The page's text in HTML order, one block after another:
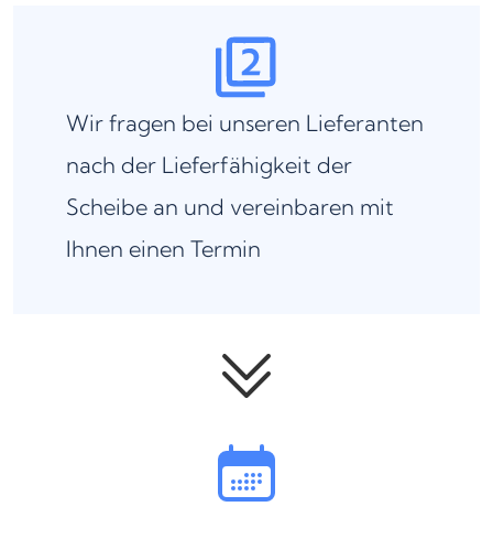
Wir fragen bei unseren Lieferanten
nach der Lieferfähigkeit der
Scheibe an und vereinbaren mit
Ihnen einen Termin